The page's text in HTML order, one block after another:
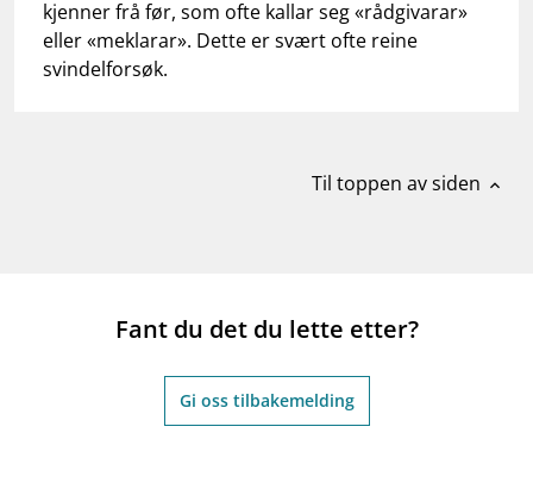
kjenner frå før, som ofte kallar seg «rådgivarar»
eller «meklarar». Dette er svært ofte reine
svindelforsøk.
Til toppen av siden expand_less
Fant du det du lette etter?
Gi oss tilbakemelding